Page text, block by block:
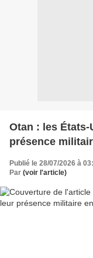
Otan : les
présence
Publié le 28/07/2026 à
Par (voir l'article)